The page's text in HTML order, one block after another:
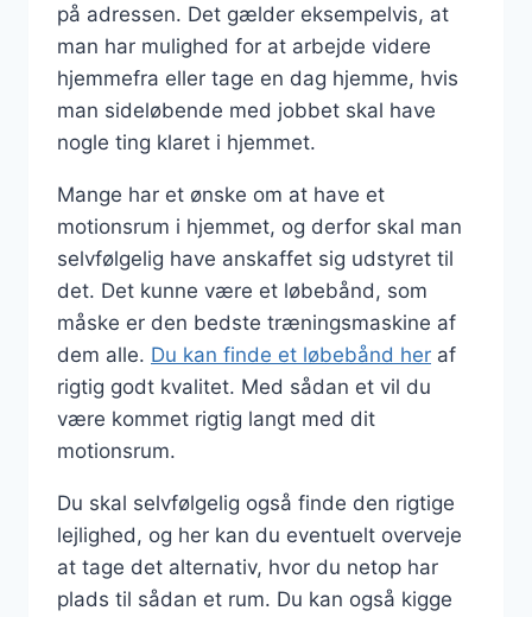
på adressen. Det gælder eksempelvis, at
man har mulighed for at arbejde videre
hjemmefra eller tage en dag hjemme, hvis
man sideløbende med jobbet skal have
nogle ting klaret i hjemmet.
Mange har et ønske om at have et
motionsrum i hjemmet, og derfor skal man
selvfølgelig have anskaffet sig udstyret til
det. Det kunne være et løbebånd, som
måske er den bedste træningsmaskine af
dem alle. Du kan finde et løbebånd her af
rigtig godt kvalitet. Med sådan et vil du
være kommet rigtig langt med dit
motionsrum.
Du skal selvfølgelig også finde den rigtige
lejlighed, og her kan du eventuelt overveje
at tage det alternativ, hvor du netop har
plads til sådan et rum. Du kan også kigge